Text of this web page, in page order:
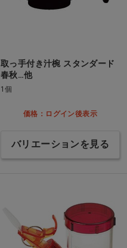
取っ手付き汁椀 スタンダード
春秋…他
1個
価格：ログイン後表示
バリエーションを見る